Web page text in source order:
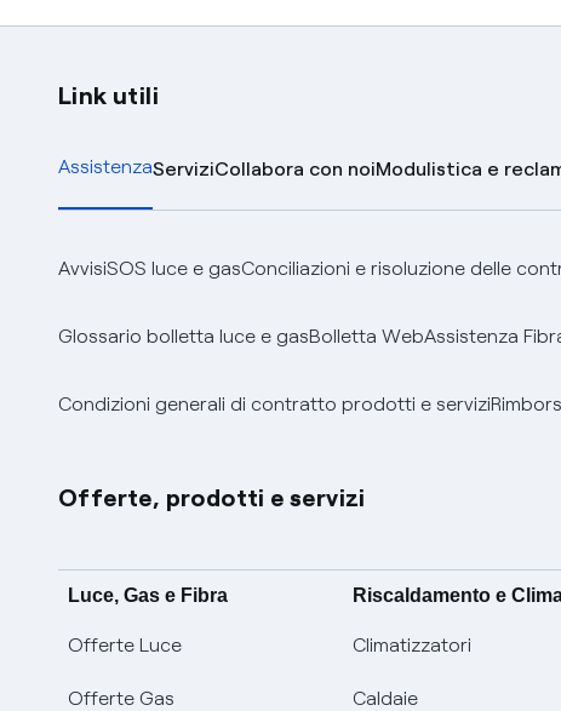
Link utili
AssistenzaServiziCollabora con noiModulistica e
AvvisiSOS luce e gasConciliazioni e risoluzione delle
Glossario bolletta luce e gasBolletta WebAssistenza
Condizioni generali di contratto prodotti e servizi
Offerte, prodotti e servizi
Luce, Gas e Fibra
Offerte Luce
Offerte Gas
Riscaldamento e
Climatizzatori
Caldaie